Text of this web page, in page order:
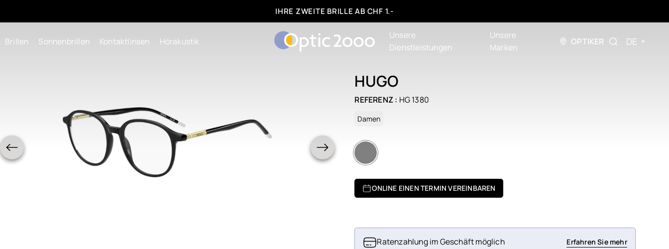
IHRE ZWEITE BRILLE AB CHF 1.-
Brillen Sonnenbrillen Kontaktlinsen Hörakustik
Unsere
Dienstleistungen
Unsere
Marken
OPTIKER DE
HUGO
REFERENZ : HG 1380
Damen
ONLINE EINEN TERMIN VEREINBAREN
Ratenzahlung im Geschäft möglich Erfahren Sie mehr